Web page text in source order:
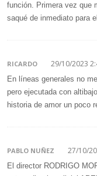
función. Primera vez que
saqué de inmediato para
RICARDO 29/10/2023
En líneas generales no
pero ejecutada con
historia de amor un poco
PABLO NUÑEZ 27/10/
El director RODRIGO